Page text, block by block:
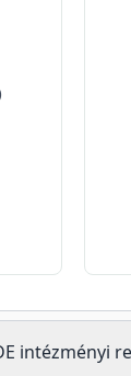
intézményi